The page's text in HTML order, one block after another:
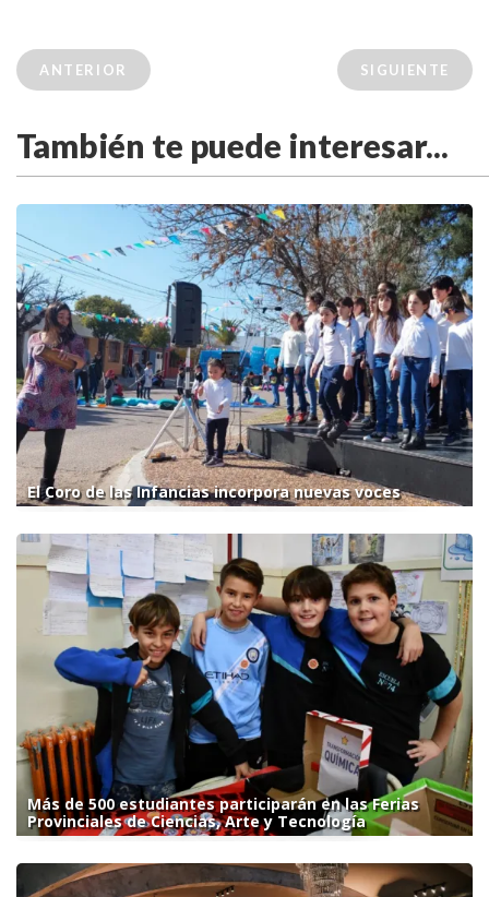
ANTERIOR SIGUIENTE
También te puede interesar...
El Coro de las Infancias incorpora nuevas voces
Más de 500 estudiantes participarán en las Ferias
Provinciales de Ciencias, Arte y Tecnología